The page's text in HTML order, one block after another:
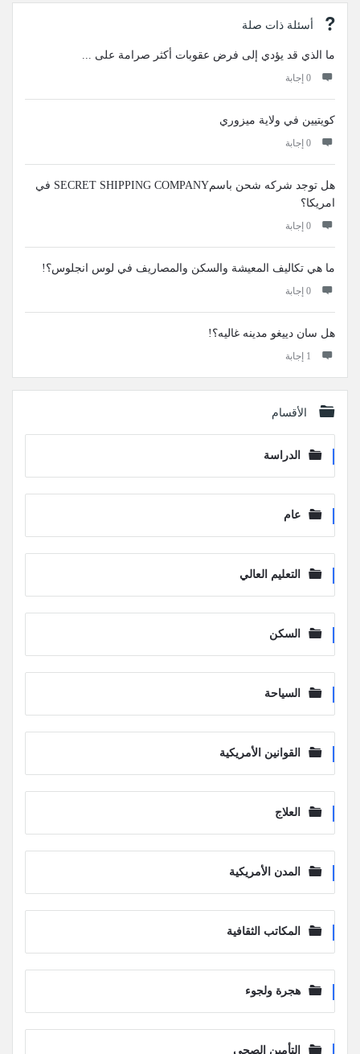
أسئلة ذات صلة
ما الذي قد يؤدي إلى فرض عقوبات أكثر صرامة على ...
‫0 إجابة
كويتيين في ولاية ميزوري
‫0 إجابة
هل توجد شركه شحن باسمSECRET SHIPPING COMPANY في
امريكا؟
‫0 إجابة
ما هي تكاليف المعيشة والسكن والمصاريف في لوس انجلوس؟!
‫0 إجابة
هل سان دييغو مدينه غاليه؟!
‫1 إجابة
الأقسام
الدراسة
عام
التعليم العالي
السكن
السياحة
القوانين الأمريكية
العلاج
المدن الأمريكية
المكاتب الثقافية
هجرة ولجوء
التأمين الصحي